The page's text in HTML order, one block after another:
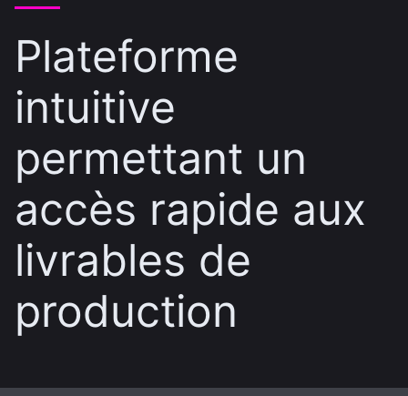
Plateforme
intuitive
permettant un
accès rapide aux
livrables de
production